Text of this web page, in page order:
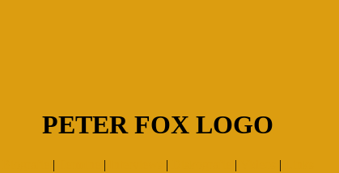
PETER FOX LOGO
| | | | |